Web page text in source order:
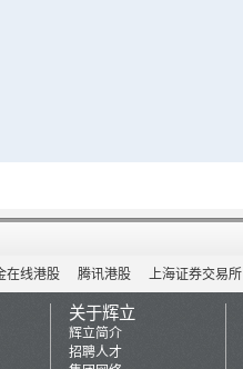
在线港股 腾讯港股 上海证券交易所
关于辉立
辉立简介
招聘人才